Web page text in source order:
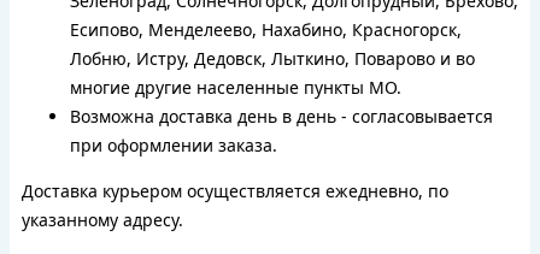
Есипово, Менделеево, Нахабино, Красногорск,
Лобню, Истру, Дедовск, Лыткино, Поварово и во
многие другие населенные пункты МО.
Возможна доставка день в день - согласовывается
при оформлении заказа.
Доставка курьером осуществляется ежедневно, по
указанному адресу.